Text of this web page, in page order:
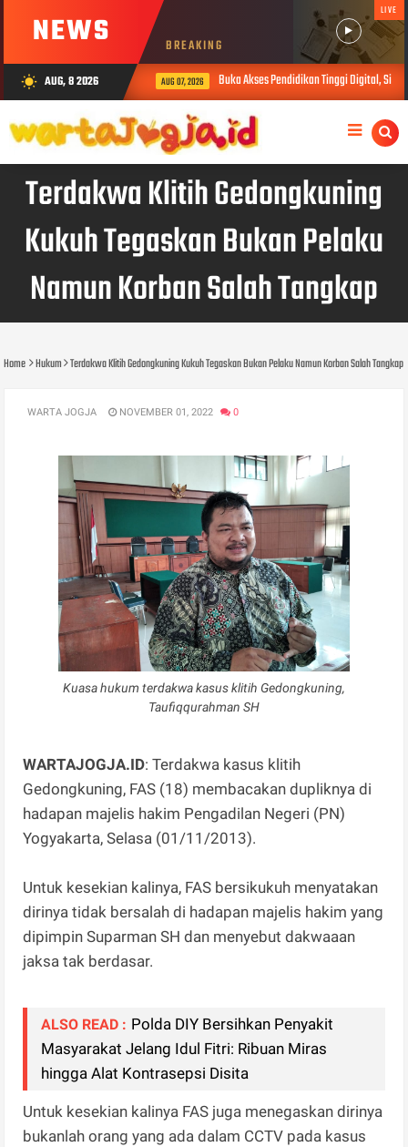
NEWS BREAKING
LIVE
wb_sunny AUG, 8 2026 AUG 07, 2026 Buka Akses Pendidikan Tinggi Digital,
Terdakwa Klitih Gedongkuning
Kukuh Tegaskan Bukan Pelaku
Namun Korban Salah Tangkap
Home Hukum Terdakwa Klitih Gedongkuning Kukuh Tegaskan Bukan Pelaku Namun Korban Salah Tangkap
WARTA JOGJA NOVEMBER 01, 2022 0
Kuasa hukum terdakwa kasus klitih Gedongkuning,
Taufiqqurahman SH
WARTAJOGJA.ID: Terdakwa kasus klitih
Gedongkuning, FAS (18) membacakan dupliknya di
hadapan majelis hakim Pengadilan Negeri (PN)
Yogyakarta, Selasa (01/11/2013).
Untuk kesekian kalinya, FAS bersikukuh menyatakan
dirinya tidak bersalah di hadapan majelis hakim yang
dipimpin Suparman SH dan menyebut dakwaaan
jaksa tak berdasar.
ALSO READ : Polda DIY Bersihkan Penyakit
Masyarakat Jelang Idul Fitri: Ribuan Miras
hingga Alat Kontrasepsi Disita
Untuk kesekian kalinya FAS juga menegaskan dirinya
bukanlah orang yang ada dalam CCTV pada kasus